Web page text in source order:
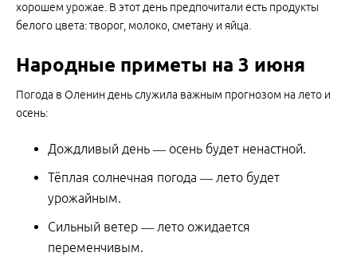
хорошем урожае. В этот день предпочитали есть продукты
белого цвета: творог, молоко, сметану и яйца.
Народные приметы на 3 июня
Погода в Оленин день служила важным прогнозом на лето и
осень:
Дождливый день — осень будет ненастной.
Тёплая солнечная погода — лето будет
урожайным.
Сильный ветер — лето ожидается
переменчивым.